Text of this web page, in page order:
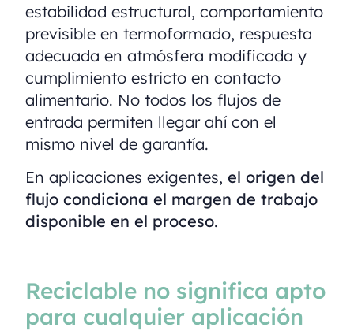
estabilidad estructural, comportamiento
previsible en termoformado, respuesta
adecuada en atmósfera modificada y
cumplimiento estricto en contacto
alimentario. No todos los flujos de
entrada permiten llegar ahí con el
mismo nivel de garantía.
En aplicaciones exigentes,el origen del
flujo condiciona el margen de trabajo
disponible en el proceso.
Reciclable no significa apto
para cualquier aplicación